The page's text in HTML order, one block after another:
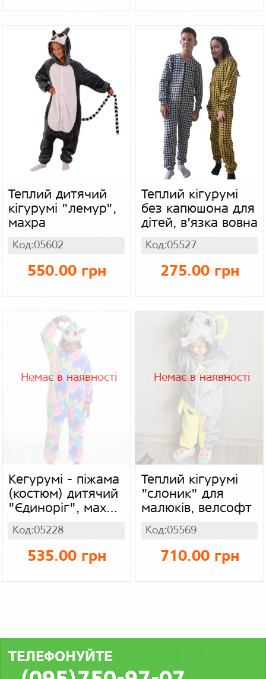
Теплий дитячий
кігурумі "лемур",
махра
Код:05602
550.00 грн
Теплий кігурумі
без капюшона для
дітей, в'язка вовна
Код:05527
275.00 грн
Немає в наявності
Кегурумі - піжама
(костюм) дитячий
"Єдиноріг", махра
(вельсофт)
Код:05228
535.00 грн
Немає в наявності
Теплий кігурумі
"слоник" для
малюків, велсофт
Код:05569
710.00 грн
ТЕЛЕФОНУЙТЕ